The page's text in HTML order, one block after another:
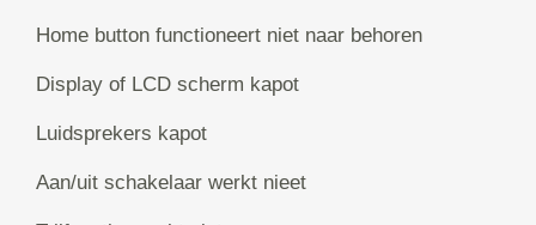
Home button functioneert niet naar behoren
Display of LCD scherm kapot
Luidsprekers kapot
Aan/uit schakelaar werkt nieet